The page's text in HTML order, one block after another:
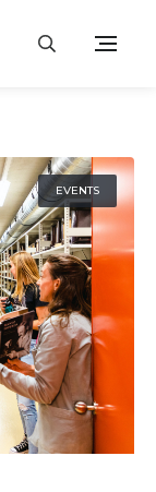
EVENTS